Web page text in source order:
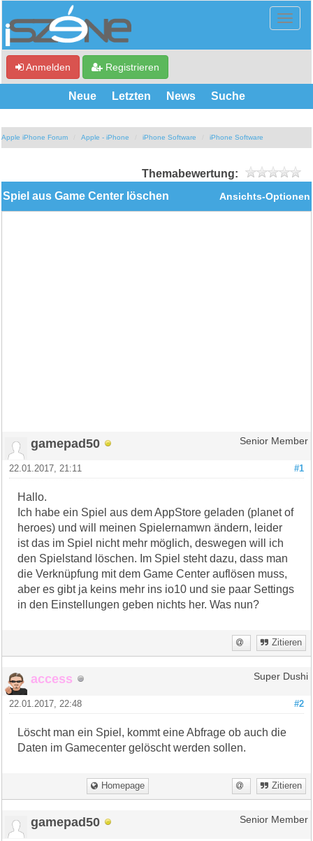
Anmelden Registrieren
Neue Letzten News Suche
Apple iPhone Forum Apple - iPhone iPhone Software iPhone Software
Themabewertung:
Ansichts-Optionen
Spiel aus Game Center löschen
gamepad50 Senior Member
#1
22.01.2017, 21:11
Hallo.
Ich habe ein Spiel aus dem AppStore geladen (planet of
heroes) und will meinen Spielernamwn ändern, leider
ist das im Spiel nicht mehr möglich, deswegen will ich
den Spielstand löschen. Im Spiel steht dazu, dass man
die Verknüpfung mit dem Game Center auflösen muss,
aber es gibt ja keins mehr ins io10 und sie paar Settings
in den Einstellungen geben nichts her. Was nun?
Zitieren
access Super Dushi
#2
22.01.2017, 22:48
Löscht man ein Spiel, kommt eine Abfrage ob auch die
Daten im Gamecenter gelöscht werden sollen.
Homepage Zitieren
gamepad50 Senior Member